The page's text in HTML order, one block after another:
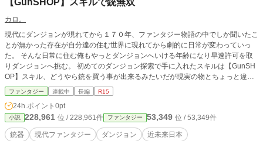
【GunSHOP】スキルで銃無双
カロ。
現代にダンジョンが現れてから１７０年、ファンタジー物語の中でしか聞いたこ
とが無かった存在が自分達の住む世界に現れてから劇的に日常が変わっていっ
た。 そんな日常に住む俺もやっとダンジョンへいける年齢になり早速許可を取
りダンジョンへ挑む。 初めてのダンジョン探索で手に入れたスキルは【GunSH
OP】スキル、どうやら銃を買う事が出来るみたいだが現実の物とちょっと違う
みたいだ。これはスキルだからなのかな？ とまぁそんな感じで現代ダンジョン
を攻略していくお話です。
ファンタジー 連載中 長編 R15
24h.ポイント 0pt
小説 228,961 位 / 228,961件 ファンタジー 53,349 位 / 53,349件
銃器 現代ファンタジー ダンジョン 近未来日本